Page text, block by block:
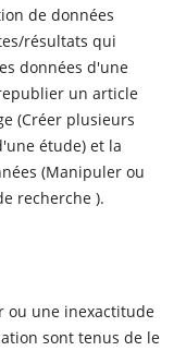
de données
résultats qui
données d'une
un article
(Créer plusieurs
étude) et la
(Manipuler ou
recherche ).
ou une inexactitude
sont tenus de le